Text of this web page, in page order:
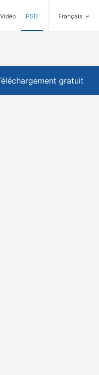
Vidéo PSD Français
gratuit